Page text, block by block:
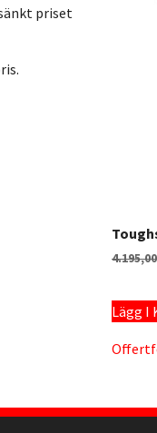
priset
Lägg I